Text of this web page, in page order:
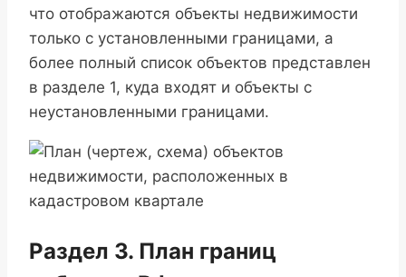
что отображаются объекты недвижимости
только с установленными границами, а
более полный список объектов представлен
в разделе 1, куда входят и объекты с
неустановленными границами.
Раздел 3. План границ